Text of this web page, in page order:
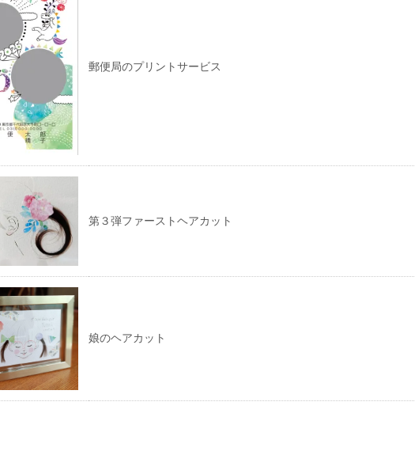
郵便局のプリントサービス
第３弾ファーストヘアカット
娘のヘアカット